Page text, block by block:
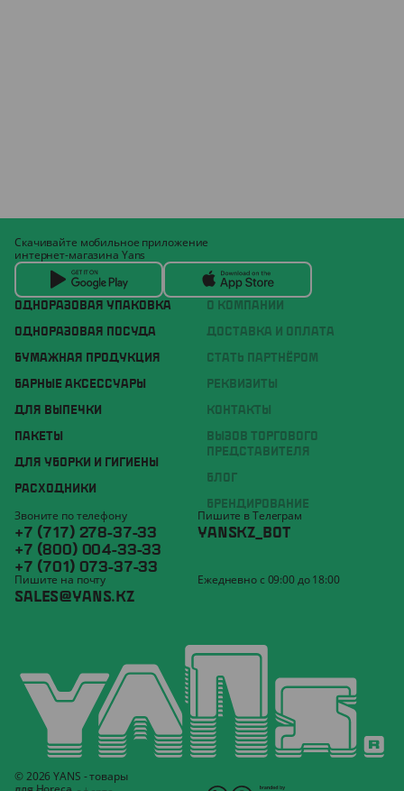
ОДНОРАЗОВАЯ УПАКОВКА
ОДНОРАЗОВАЯ ПОСУДА
БУМАЖНАЯ ПРОДУКЦИЯ
БАРНЫЕ АКСЕССУАРЫ
ДЛЯ ВЫПЕЧКИ
ПАКЕТЫ
ДЛЯ УБОРКИ И ГИГИЕНЫ
РАСХОДНИКИ
О КОМПАНИИ
ДОСТАВКА И ОПЛАТА
СТАТЬ ПАРТНЁРОМ
РЕКВИЗИТЫ
КОНТАКТЫ
ВЫЗОВ ТОРГОВОГО
ПРЕДСТАВИТЕЛЯ
БЛОГ
БРЕНДИРОВАНИЕ
Скачивайте мобильное приложение
интернет-магазина Yans
Звоните по телефону
+7 (717) 278-37-33
+7 (800) 004-33-33
+7 (701) 073-37-33
Пишите в Телеграм
YANSKZ_BOT
Пишите на почту
SALES@YANS.KZ
Ежедневно с 09:00 до 18:00
© 2026 YANS - товары